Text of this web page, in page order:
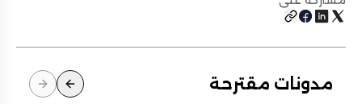
مدونات مقترحة